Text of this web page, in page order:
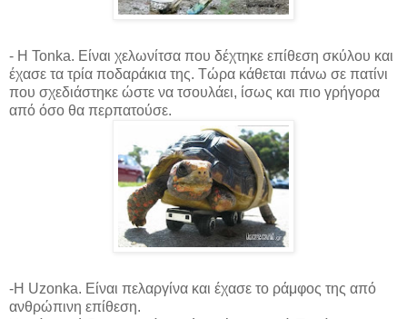
- Η Tonka. Είναι χελωνίτσα που δέχτηκε επίθεση σκύλου και
έχασε τα τρία ποδαράκια της. Τώρα κάθεται πάνω σε πατίνι
που σχεδιάστηκε ώστε να τσουλάει, ίσως και πιο γρήγορα
από όσο θα περπατούσε.
-Η Uzonka. Είναι πελαργίνα και έχασε το ράμφος της από
ανθρώπινη επίθεση.